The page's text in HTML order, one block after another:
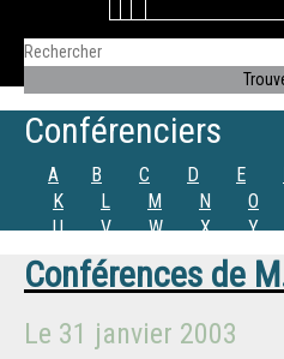
Conférenciers
A B C D E
K
L M N O
U
V W X Y
Conférences de
Le 31 janvier 2003